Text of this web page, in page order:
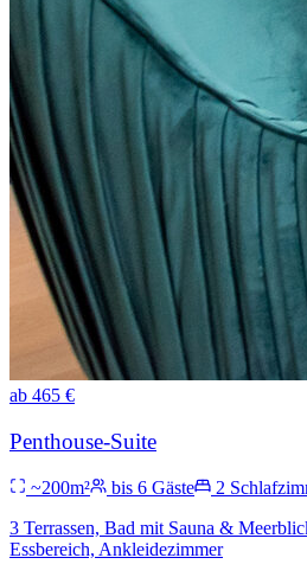
ab 465 €
Penthouse-Suite
~200m² bis 6 Gäste 2
3 Terrassen, Bad mit Sauna &
Essbereich, Ankleidezimmer